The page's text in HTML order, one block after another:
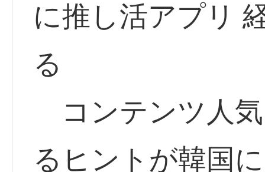
に推し活アプリ
る
コンテンツ人
るヒントが韓国